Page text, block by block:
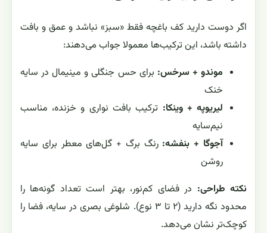
اگر دوست دارید کف باغچه فقط «سبز» نباشد و عمق و بافت
داشته باشد، این ترکیب‌ها معمولا جواب می‌دهند:
موندو + سرخس: برای حس جنگلی و مینیمال در سایه
خنک
لیریوپه + وینکا: ترکیب بافت نواری و خزنده، مناسب
نیم‌سایه
آجوگا + بنفشه: رنگ برگ + گل‌های معطر برای سایه
روشن
نکته طراحی: در فضای کم‌نور، بهتر است تعداد گونه‌ها را
محدود نگه دارید (۲ تا ۳ نوع). شلوغی بصری در سایه، فضا را
کوچک‌تر نشان می‌دهد.